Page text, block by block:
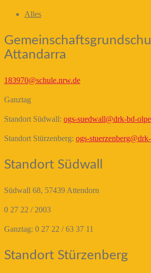
Alles
Attandarra
183970@schule.nrw.de
Ganztag
Standort Südwall: ogs-suedwall@drk-bd-
Standort Stürzenberg: ogs-
Standort Südwall
Südwall 68, 57439 Attendorn
0 27 22 / 2003
Ganztag: 0 27 22 / 63 37 11
Standort Stürzenberg